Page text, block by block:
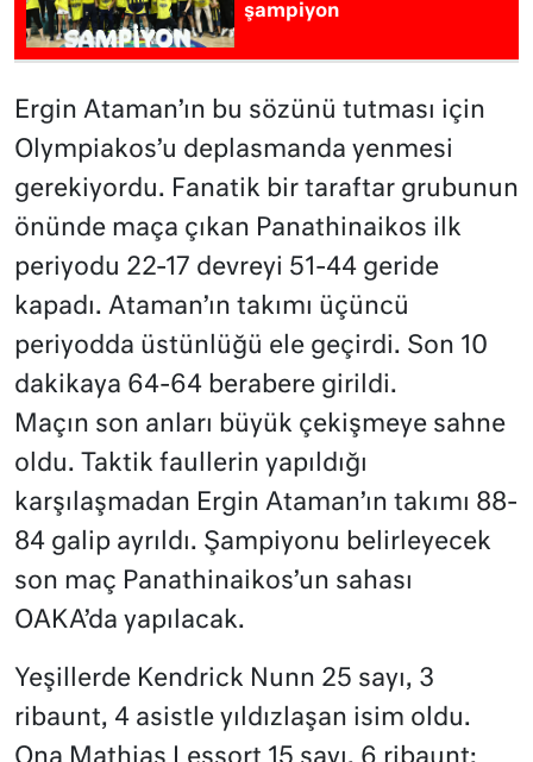
şampiyon
Ergin Ataman’ın bu sözünü tutması için
Olympiakos’u deplasmanda yenmesi
gerekiyordu. Fanatik bir taraftar grubunun
önünde maça çıkan Panathinaikos ilk
periyodu 22-17 devreyi 51-44 geride
kapadı. Ataman’ın takımı üçüncü
periyodda üstünlüğü ele geçirdi. Son 10
dakikaya 64-64 berabere girildi.
Maçın son anları büyük çekişmeye sahne
oldu. Taktik faullerin yapıldığı
karşılaşmadan Ergin Ataman’ın takımı 88-
84 galip ayrıldı. Şampiyonu belirleyecek
son maç Panathinaikos’un sahası
OAKA’da yapılacak.
Yeşillerde Kendrick Nunn 25 sayı, 3
ribaunt, 4 asistle yıldızlaşan isim oldu.